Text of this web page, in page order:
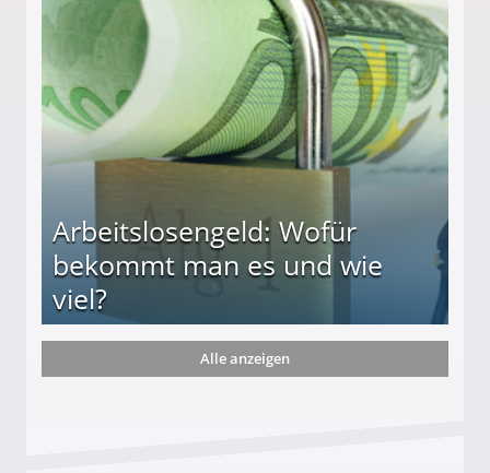
Arbeitslosengeld: Wofür
bekommt man es und wie
viel?
und wie viel?
Alle anzeigen